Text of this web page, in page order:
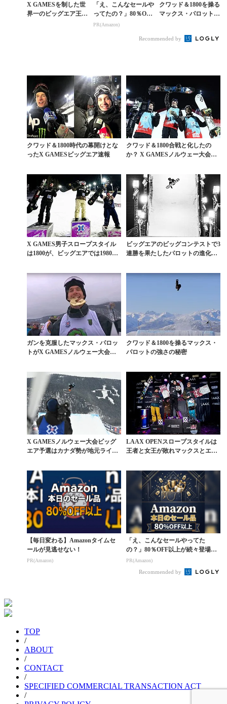
X GAMESを制した世
界一のビッグエア王は
「え、こんなセールや
ってたの？」80％OFF
以上が続々登場！Am
PR(Amazon)
クワッド＆1800を操る
マックス・パロットの
Recommended by
クワッド＆1800時代の幕開けとな
ったX GAMESビッグエア速報
クワッド＆1800合戦と化したの
か？ X GAMESノルウェー大会ビ
X GAMES男子スロープスタイル
は1800が、ビッグエアでは1980が
ビッグエアのビッグコンテストで3
連勝を果たしたパロットの進化形
ガンを克服したマックス・パロッ
トがX GAMESノルウェー大会ス
クワッド＆1800を操るマックス・
パロットの強さの秘密
X GAMESノルウェー大会ビッグ
エア予選はカナダ勢が地元ライダ
LAAX OPENスロープスタイルは
王者と女王が敗れマックスとエン
【毎日変わる】Amazonタイムセ
ールが見逃せない！
PR(Amazon)
「え、こんなセールやってた
の？」80％OFF以上が続々登場！
Amazonの本気が...
PR(Amazon)
Recommended by
TOP
/
ABOUT
/
CONTACT
/
SPECIFIED COMMERCIAL TRANSACTION ACT
/